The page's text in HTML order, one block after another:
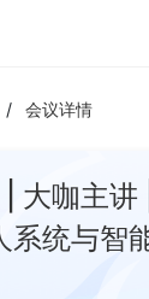
/ 会议详情
| 大咖主讲
统与智
）